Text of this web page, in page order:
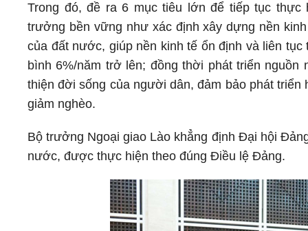
Trong đó, đề ra 6 mục tiêu lớn để tiếp tục thực
trưởng bền vững như xác định xây dựng nền
của đất nước, giúp nền kinh tế ổn định và liên
bình 6%/năm trở lên; đồng thời phát triển
thiện đời sống của người dân, đảm bảo phát
giảm nghèo.
Bộ trưởng Ngoại giao Lào khẳng định Đại hội
nước, được thực hiện theo đúng Điều lệ Đảng.